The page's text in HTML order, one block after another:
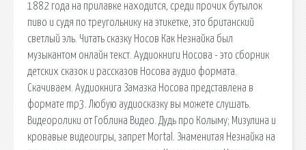
1882 года на прилавке находится, среди прочих бутылок
пиво и судя по треугольнику на этикетке, это британский
светлый эль. Читать сказку Носов Как Незнайка был
музыкантом онлайн текст. Аудиокниги Носова - это сборник
детских сказок и рассказов Носова аудио формата.
Скачиваем. Аудиокнига Замазка Носова представлена в
формате mp3. Любую аудиосказку вы можете слушать.
Видеоролики от Гоблина Видео. Дудь про Колыму; Мизулина и
кровавые видеоигры, запрет Mortal. Знаменитая Незнайка на